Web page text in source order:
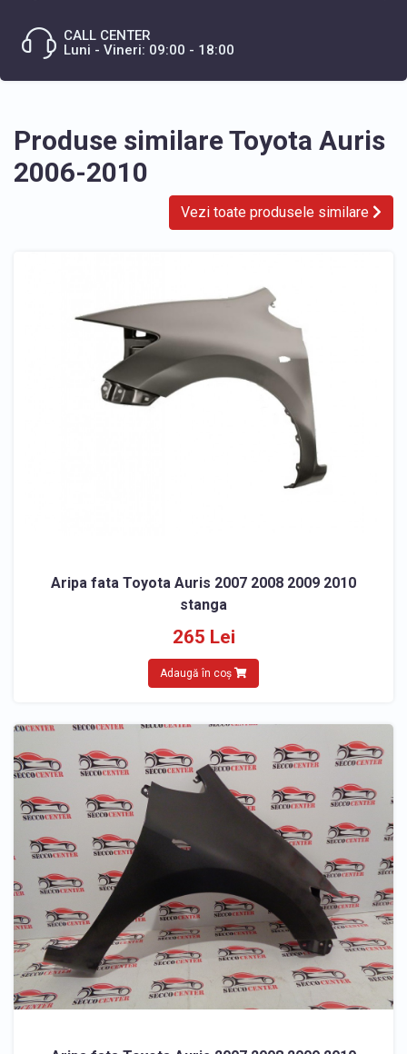
CALL CENTER
Luni - Vineri: 09:00 - 18:00
Produse similare Toyota Auris
2006-2010
Vezi toate produsele similare
Aripa fata Toyota Auris 2007 2008 2009 2010
stanga
265 Lei
Adaugă în coș